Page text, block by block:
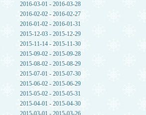
2016-03-01 - 2016-03-28
2016-02-02 - 2016-02-27
2016-01-02 - 2016-01-31
2015-12-03 - 2015-12-29
2015-11-14 - 2015-11-30
2015-09-02 - 2015-09-28
2015-08-02 - 2015-08-29
2015-07-01 - 2015-07-30
2015-06-02 - 2015-06-29
2015-05-02 - 2015-05-31
2015-04-01 - 2015-04-30
2015-03-01 - 2015-03-26